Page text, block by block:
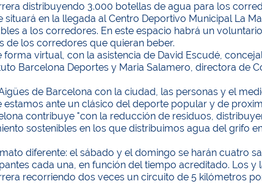
distribuyendo 3.000 botellas de agua para los
en la llegada al Centro Deportivo Municipal La
a los corredores. En este espacio habrá un
de los corredores que quieran beber.
virtual, con la asistencia de David Escudé,
Barcelona Deportes y Maria Salamero, directora de
de Barcelona con la ciudad, las personas y el
ante un clásico del deporte popular y de
contribuye "con la reducción de residuos,
sostenibles en los que distribuimos agua del grifo
diferente: el sábado y el domingo se harán cuatro
cada una, en función del tiempo acreditado. Los y
recorriendo dos veces un circuito de 5 kilómetros